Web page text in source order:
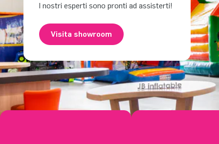
I nostri esperti sono pronti ad assisterti!
Visita showroom